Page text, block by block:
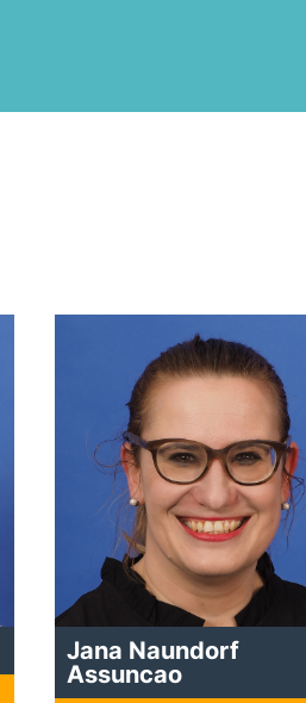
Jana Naundorf
Assuncao